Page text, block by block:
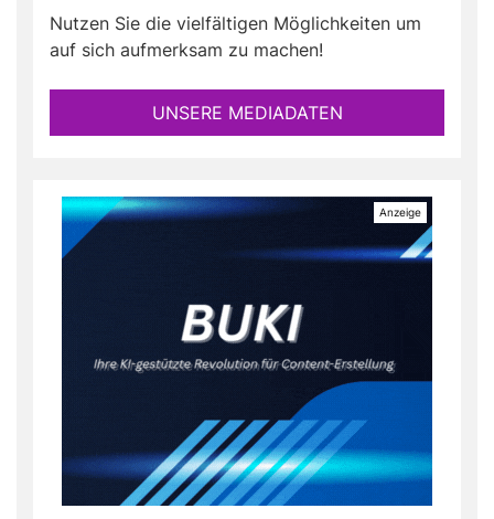
Nutzen Sie die vielfältigen Möglichkeiten um
auf sich aufmerksam zu machen!
UNSERE MEDIADATEN